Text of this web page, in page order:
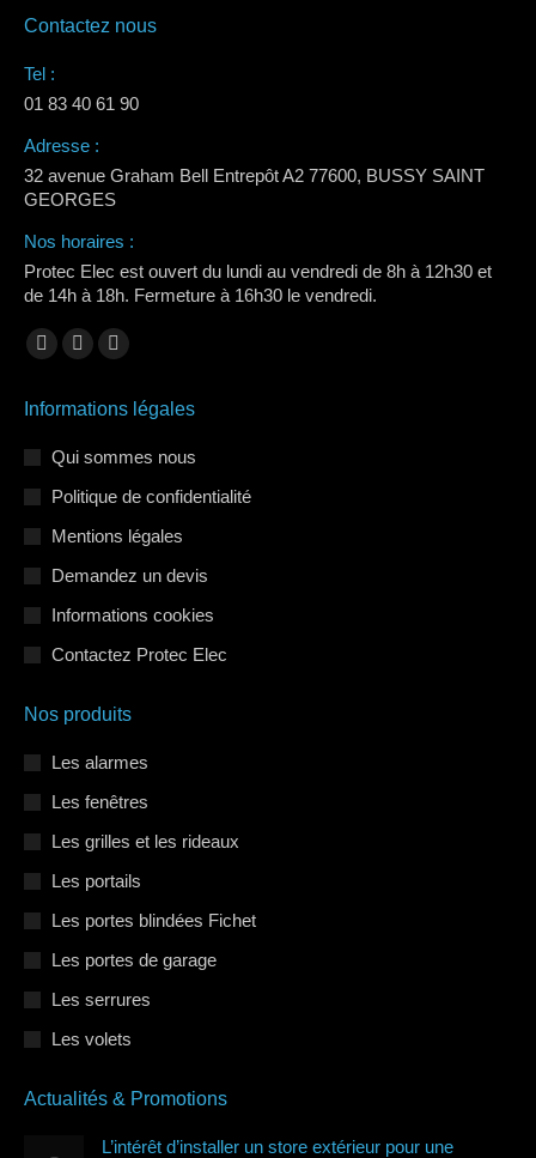
Contactez nous
Tel :
01 83 40 61 90
Adresse :
32 avenue Graham Bell Entrepôt A2 77600, BUSSY SAINT
GEORGES
Nos horaires :
Protec Elec est ouvert du lundi au vendredi de 8h à 12h30 et
de 14h à 18h. Fermeture à 16h30 le vendredi.
Trouvez nous sur :
La
Facebook
s'ouvre
nouvelle
fenêtre
La
LinkedIn
s'ouvre
une
nouvelle
fenêtre
La
Instagram
s'ouvre
nouvelle
fenêtre
Informations légales
Qui sommes nous
Politique de confidentialité
Mentions légales
Demandez un devis
Informations cookies
Contactez Protec Elec
Nos produits
Les alarmes
Les fenêtres
Les grilles et les rideaux
Les portails
Les portes blindées Fichet
Les portes de garage
Les serrures
Les volets
Actualités & Promotions
L’intérêt d’installer un store extérieur pour une